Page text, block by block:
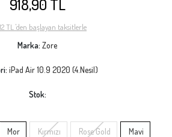
918,90 TL
TL 'den başlayan taksitlerle
Marka: Zore
iPad Air 10.9 2020 (4.Nesil)
Stok:
Mor Kırmızı Rose Gold Mavi